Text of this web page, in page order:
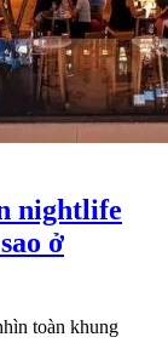
nightlife
ở
toàn khung